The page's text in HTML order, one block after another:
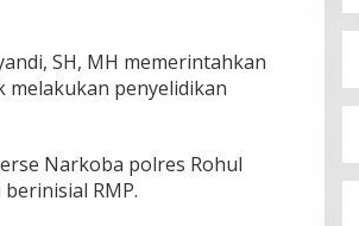
SH, MH memerintahkan
melakukan penyelidikan
Narkoba polres Rohul
RMP.